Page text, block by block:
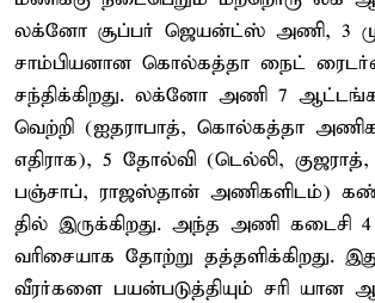
லக்னோ சூப்பர் ஜெயன்ட்ஸ் அணி, 3
சாம்பியனான கொல்கத்தா நைட்
சந்திக்கிறது. லக்னோ அணி 7
வெற்றி (ஐதராபாத், கொல்கத்தா
எதிராக), 5 தோல்வி (டெல்லி,
பஞ்சாப், ராஜஸ்தான் அணிகளிடம்)
தில் இருக்கிறது. அந்த அணி கடைசி
வரிசையாக தோற்று தத்தளிக்கிறது.
வீரர்களை பயன்படுத்தியும் சரி யான